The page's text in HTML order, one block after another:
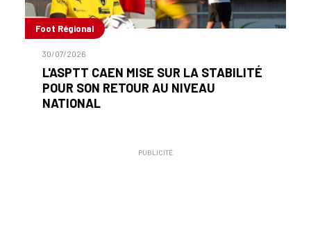
Foot Régional
30/07/2026
L'ASPTT CAEN MISE SUR LA STABILITÉ
POUR SON RETOUR AU NIVEAU
NATIONAL
PUBLICITÉ